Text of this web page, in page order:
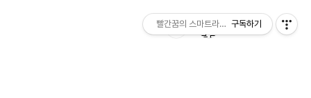
빨간꿈의 스마트라이프구독하기